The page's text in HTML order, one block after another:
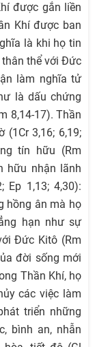
được gắn liền
Khí được ban
là khi họ tin
thể với Đức
làm nghĩa tử
là dấu chứng
8,14-17). Thần
3,16; 6,19;
tín hữu (Rm
hữu nhận lãnh
Ep 1,13; 4,30):
hồng ân mà họ
hạn như sự
Đức Kitô (Rm
đời sống mới
Thần Khí, họ
các việc làm
triển những
bình an, nhẫn